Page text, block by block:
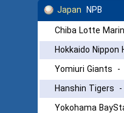
Japan NPB
Chiba Lotte
Hokkaido Nippon
Yomiuri Giants -
Hanshin Tigers -
Yokohama